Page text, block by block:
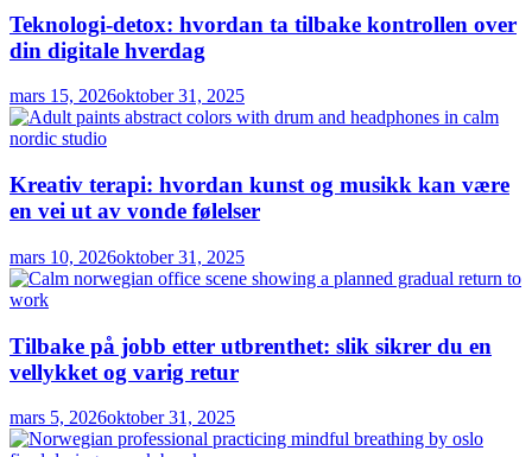
Teknologi-detox: hvordan ta tilbake kontrollen over
din digitale hverdag
mars 15, 2026oktober 31, 2025
Kreativ terapi: hvordan kunst og musikk kan være
en vei ut av vonde følelser
mars 10, 2026oktober 31, 2025
Tilbake på jobb etter utbrenthet: slik sikrer du en
vellykket og varig retur
mars 5, 2026oktober 31, 2025